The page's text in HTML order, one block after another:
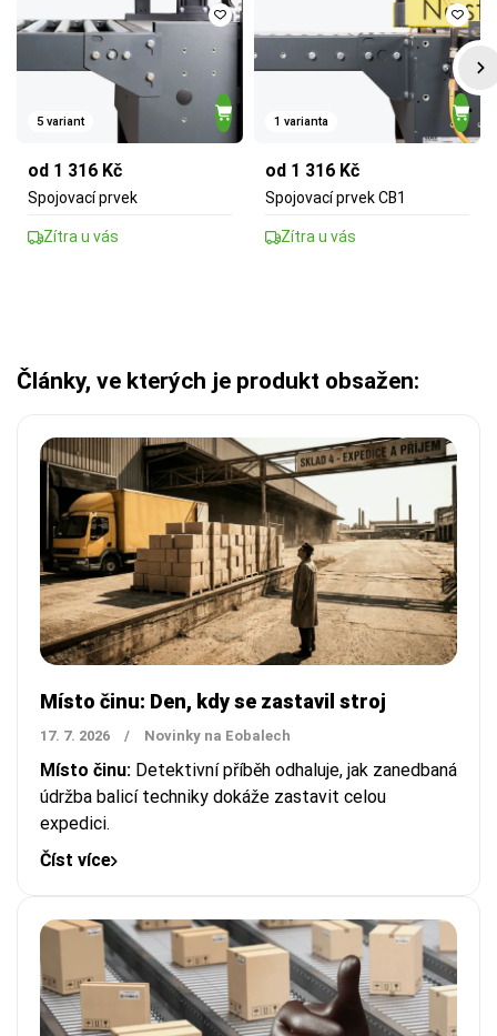
5 variant
od 1 316 Kč
Spojovací prvek
Zítra u vás
1 varianta
od 1 316 Kč
Spojovací prvek CB1
Zítra u vás
Články, ve kterých je produkt obsažen:
Místo činu: Den, kdy se zastavil stroj
17. 7. 2026 / Novinky na Eobalech
Místo činu: Detektivní příběh odhaluje, jak zanedbaná
údržba balicí techniky dokáže zastavit celou
expedici.
Číst více